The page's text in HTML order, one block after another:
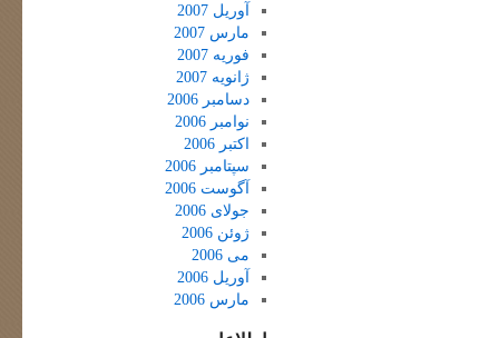
آوریل 2007
مارس 2007
فوریه 2007
ژانویه 2007
دسامبر 2006
نوامبر 2006
اکتبر 2006
سپتامبر 2006
آگوست 2006
جولای 2006
ژوئن 2006
می 2006
آوریل 2006
مارس 2006